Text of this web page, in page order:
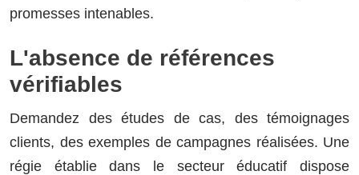
promesses intenables.
L'absence de références
vérifiables
Demandez des études de cas, des témoignages
clients, des exemples de campagnes réalisées. Une
régie établie dans le secteur éducatif dispose